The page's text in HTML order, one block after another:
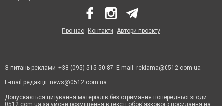
Про нас Контакти Автори проєкту
З питань реклами: +38 (095) 515-50-87. E-mail: reklama@0512.com.ua
E-mail редакції: news@0512.com.ua
Допускається цитування матеріалів без отримання попередньої згоди
0512.com.ua за умови розміщення в тексті обов'язкового посилання на